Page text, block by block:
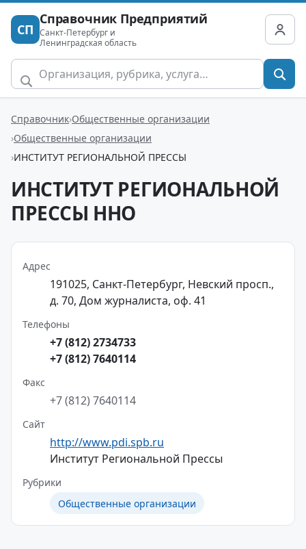
СП
Справочник Предприятий
Санкт-Петербург и
Ленинградская область
Справочник Общественные организации
Общественные организации
ИНСТИТУТ РЕГИОНАЛЬНОЙ ПРЕССЫ
ИНСТИТУТ РЕГИОНАЛЬНОЙ
ПРЕССЫ ННО
Адрес
191025, Санкт-Петербург, Невский просп.,
д. 70, Дом журналиста, оф. 41
Телефоны
+7 (812) 2734733
+7 (812) 7640114
Факс
+7 (812) 7640114
Сайт
http://www.pdi.spb.ru
Институт Региональной Прессы
Рубрики
Общественные организации